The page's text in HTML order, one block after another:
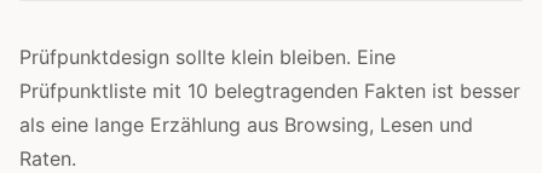
Prüfpunktdesign sollte klein bleiben. Eine
Prüfpunktliste mit 10 belegtragenden Fakten ist besser
als eine lange Erzählung aus Browsing, Lesen und
Raten.